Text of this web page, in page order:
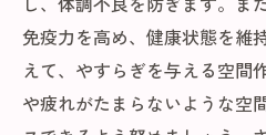
免疫力を高め、健康状態を維
えて、やすらぎを与える空間
や疲れがたまらないような空